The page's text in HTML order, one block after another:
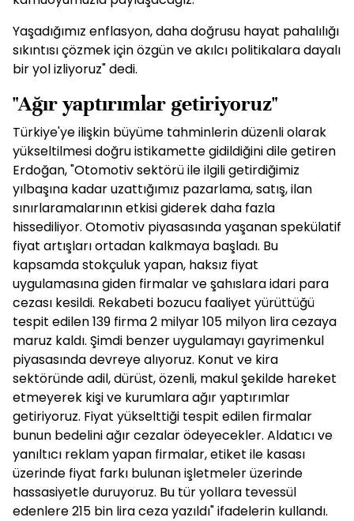
Yaşadığımız enflasyon, daha doğrusu hayat pahalılığı
sıkıntısı çözmek için özgün ve akılcı politikalara dayalı
bir yol izliyoruz" dedi.
"Ağır yaptırımlar getiriyoruz"
Türkiye'ye ilişkin büyüme tahminlerin düzenli olarak
yükseltilmesi doğru istikamette gidildiğini dile getiren
Erdoğan, "Otomotiv sektörü ile ilgili getirdiğimiz
yılbaşına kadar uzattığımız pazarlama, satış, ilan
sınırlaramalarının etkisi giderek daha fazla
hissediliyor. Otomotiv piyasasında yaşanan spekülatif
fiyat artışları ortadan kalkmaya başladı. Bu
kapsamda stokçuluk yapan, haksız fiyat
uygulamasına giden firmalar ve şahıslara idari para
cezası kesildi. Rekabeti bozucu faaliyet yürüttüğü
tespit edilen 139 firma 2 milyar 105 milyon lira cezaya
maruz kaldı. Şimdi benzer uygulamayı gayrimenkul
piyasasında devreye alıyoruz. Konut ve kira
sektöründe adil, dürüst, özenli, makul şekilde hareket
etmeyerek kişi ve kurumlara ağır yaptırımlar
getiriyoruz. Fiyat yükselttiği tespit edilen firmalar
bunun bedelini ağır cezalar ödeyecekler. Aldatıcı ve
yanıltıcı reklam yapan firmalar, etiket ile kasası
üzerinde fiyat farkı bulunan işletmeler üzerinde
hassasiyetle duruyoruz. Bu tür yollara tevessül
edenlere 215 bin lira ceza yazıldı" ifadelerin kullandı.